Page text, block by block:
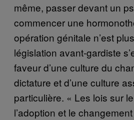
même, passer devant un
commencer une
opération génitale n’est
législation avant-gardiste
faveur d’une culture du
dictature et d’une culture
particulière. « Les lois sur
l’adoption et le changement